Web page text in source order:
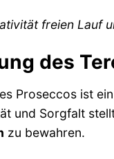
freien Lauf
des
Proseccos ist
und Sorgfalt
zu bewahren.